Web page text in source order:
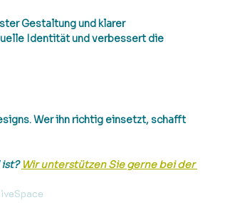
Gestaltung und klarer
Identität und verbessert die
. Wer ihn richtig einsetzt, schafft
ist? Wir unterstützen Sie gerne bei der